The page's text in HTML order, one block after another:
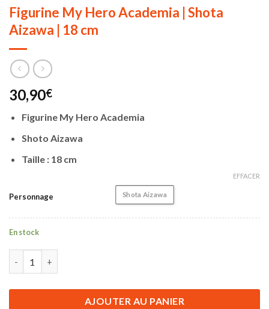
Figurine My Hero Academia | Shota
Aizawa | 18 cm
30,90€
Figurine My Hero Academia
Shoto Aizawa
Taille : 18 cm
Personnage Shota Aizawa
EFFACER
En stock
AJOUTER AU PANIER